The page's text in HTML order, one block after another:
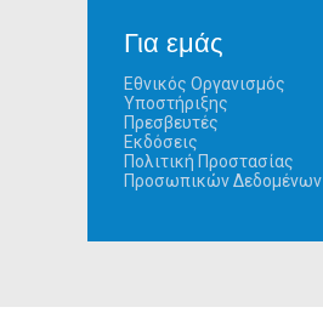
Για εμάς
Εθνικός Οργανισμός
Υποστήριξης
Πρεσβευτές
Εκδόσεις
Πολιτική Προστασίας
Προσωπικών Δεδομένων